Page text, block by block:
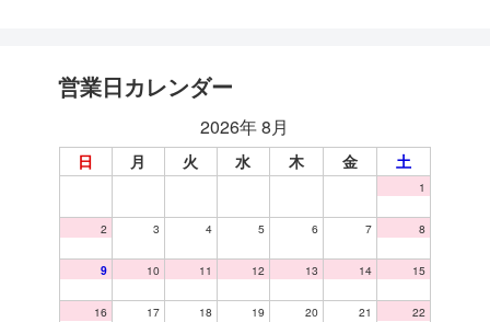
営業日カレンダー
2026年 8月
日 月 火 水 木 金 土
1
2 3 4 5 6 7 8
9 10 11 12 13 14 15
16 17 18 19 20 21 22